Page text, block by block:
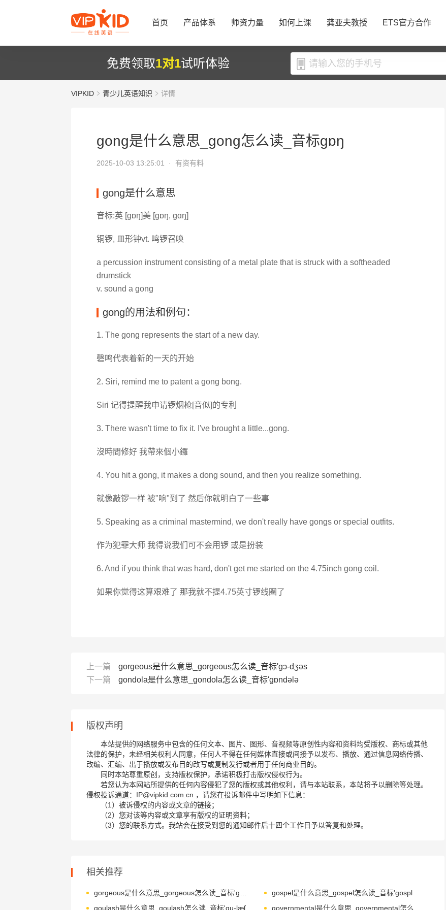
首页 产品体系 师资力量 如何上课 龚亚夫教授 ETS官方合作
免费领取1对1试听体验
VIPKID 青少儿英语知识 详情
gong是什么意思_gong怎么读_音标ɡɒŋ
2025-10-03 13:25:01 · 有资有料
gong是什么意思
音标:英 [ɡɒŋ]美 [ɡɒŋ, ɡɑŋ]
铜锣, 皿形钟vt. 鸣锣召唤
a percussion instrument consisting of a metal plate that is struck with a softheaded
drumstick
v. sound a gong
gong的用法和例句：
1. The gong represents the start of a new day.
磬鸣代表着新的一天的开始
2. Siri, remind me to patent a gong bong.
Siri 记得提醒我申请锣烟枪[音似]的专利
3. There wasn't time to fix it. I've brought a little...gong.
沒時間修好 我帶來個小鑼
4. You hit a gong, it makes a dong sound, and then you realize something.
就像敲锣一样 被"响"到了 然后你就明白了一些事
5. Speaking as a criminal mastermind, we don't really have gongs or special outfits.
作为犯罪大师 我得说我们可不会用锣 或是扮装
6. And if you think that was hard, don't get me started on the 4.75inch gong coil.
如果你觉得这算艰难了 那我就不提4.75英寸锣线圈了
上一篇
gorgeous是什么意思_gorgeous怎么读_音标'ɡɔ-dʒəs
下一篇
gondola是什么意思_gondola怎么读_音标'ɡɒndələ
版权声明
本站提供的网络服务中包含的任何文本、图片、图形、音视频等原创性内容和资料均受版权、商标或其他
法律的保护，未经相关权利人同意，任何人不得在任何媒体直接或间接予以发布、播放、通过信息网络传播、
改编、汇编、出于播放或发布目的改写或复制发行或者用于任何商业目的。
同时本站尊重原创，支持版权保护，承诺积极打击版权侵权行为。
若您认为本网站所提供的任何内容侵犯了您的版权或其他权利，请与本站联系，本站将予以删除等处理。
侵权投诉通道：IP@vipkid.com.cn ，请您在投诉邮件中写明如下信息：
（1）被诉侵权的内容或文章的链接；
（2）您对该等内容或文章享有版权的证明资料；
（3）您的联系方式。我站会在接受到您的通知邮件后十四个工作日予以答复和处理。
相关推荐
gospel是什么意思_gospel怎么读_音标'ɡɒspl
goulash是什么意思_goulash怎么读_音标'ɡu-læʃ